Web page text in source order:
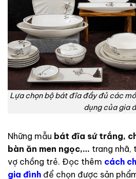
Lựa chọn bộ bát đĩa đầy đủ các
dụng của gia
Những mẫu bát đĩa sứ trắng,
bàn ăn men ngọc,… trang nhã,
vợ chồng trẻ. Đọc thêm cách
gia đình để chọn được sản